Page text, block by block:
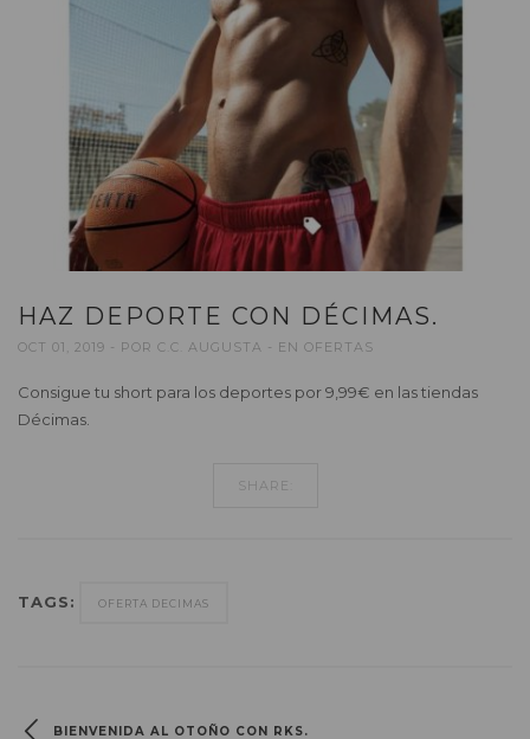
HAZ DEPORTE CON DÉCIMAS.
OCT 01, 2019 POR C.C. AUGUSTA EN OFERTAS
Consigue tu short para los deportes por 9,99€ en las tiendas
Décimas.
SHARE:
TAGS: OFERTA DECIMAS
BIENVENIDA AL OTOÑO CON RKS.